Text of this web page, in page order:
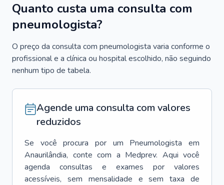
Quanto custa uma consulta com
pneumologista?
O preço da consulta com pneumologista varia conforme o
profissional e a clínica ou hospital escolhido, não seguindo
nenhum tipo de tabela.
Agende uma consulta com valores
reduzidos
Se você procura por um Pneumologista
em
Anaurilândia, conte com a Medprev. Aqui você
agenda consultas e exames por valores
acessíveis, sem mensalidade e sem taxa de